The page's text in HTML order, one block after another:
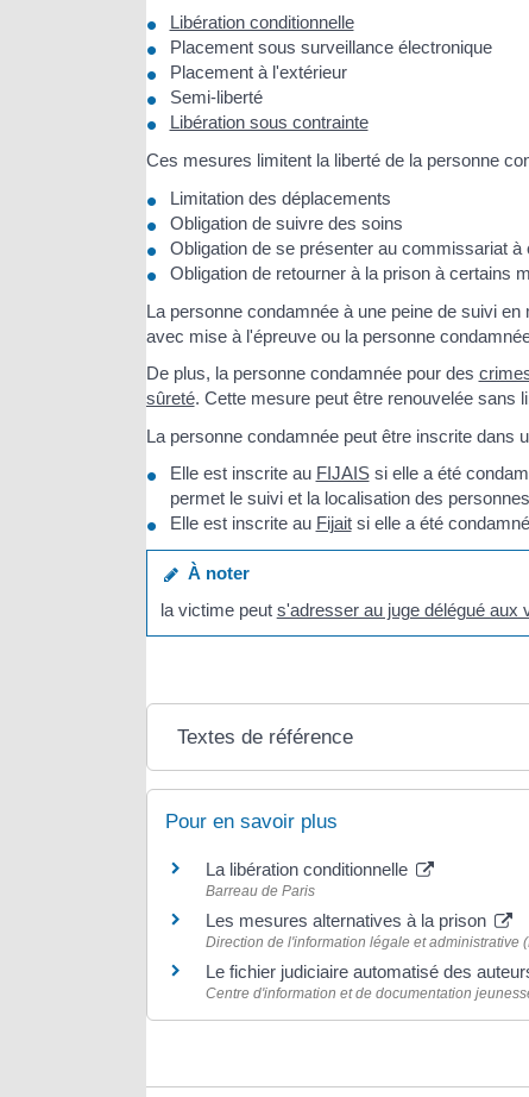
Libération conditionnelle
Placement sous surveillance électronique
Placement à l'extérieur
Semi-liberté
Libération sous contrainte
Ces mesures limitent la liberté de la personne
Limitation des déplacements
Obligation de suivre des soins
Obligation de se présenter au commissariat à
Obligation de retourner à la prison à certains
La personne condamnée à une peine de suivi
avec mise à l'épreuve ou la personne
De plus, la personne condamnée pour des
sûreté. Cette mesure peut être renouvelée sans
La personne condamnée peut être inscrite dans
Elle est inscrite au FIJAISsi elle a été
permet le suivi et la localisation des
Elle est inscrite au Fijaitsi elle a été
À noter
la victime peut s'adresser au juge délégué aux
Textes de référence
Pour en savoir plus
La libération conditionnelle
Barreau de Paris
Les mesures alternatives à la prison
Direction de l'information légale et administrative
Le fichier judiciaire automatisé des
Centre d'information et de documentation